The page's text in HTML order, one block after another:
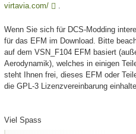
virtavia.com/
Wenn Sie sich für DCS-Modding
für das EFM im Download. Bitte
auf dem VSN_F104 EFM basiert
Aerodynamik), welches in einigen
steht Ihnen frei, dieses EFM oder
die GPL-3 Lizenzvereinbarung
Viel Spass